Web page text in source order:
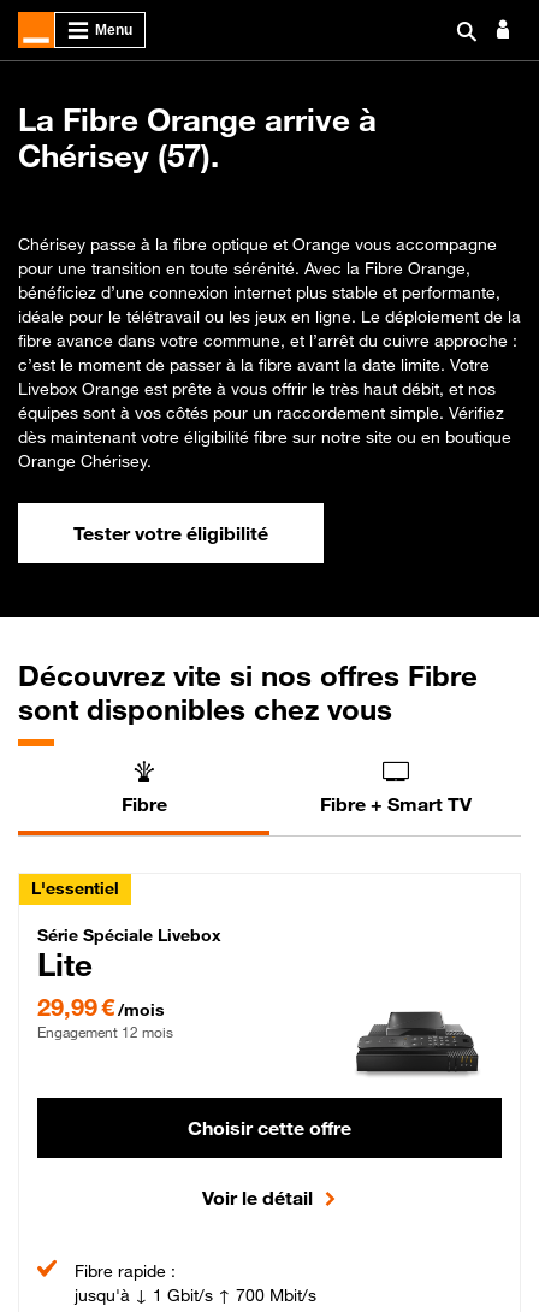
La Fibre Orange arrive à
Chérisey (57).
Chérisey passe à la fibre optique et Orange vous accompagne
pour une transition en toute sérénité. Avec la Fibre Orange,
bénéficiez d’une connexion internet plus stable et performante,
idéale pour le télétravail ou les jeux en ligne. Le déploiement de la
fibre avance dans votre commune, et l’arrêt du cuivre approche :
c’est le moment de passer à la fibre avant la date limite. Votre
Livebox Orange est prête à vous offrir le très haut débit, et nos
équipes sont à vos côtés pour un raccordement simple. Vérifiez
dès maintenant votre éligibilité fibre sur notre site ou en boutique
Orange Chérisey.
Tester votre éligibilité
Découvrez vite si nos offres Fibre
sont disponibles chez vous
Fibre Fibre + Smart TV
L'essentiel
Série Spéciale Livebox Lite Fibre
Série Spéciale Livebox
Lite
29,99 €/mois
Engagement 12 mois
Choisir cette offre
Voir le détail
Fibre rapide :
jusqu'à ↓ 1 Gbit/s ↑ 700 Mbit/s